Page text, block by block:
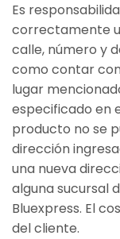
Es
correctamente
calle, número y
como contar
lugar
especificado en
producto no se
dirección
una nueva
alguna sucursal
Bluexpress. El
del cliente.